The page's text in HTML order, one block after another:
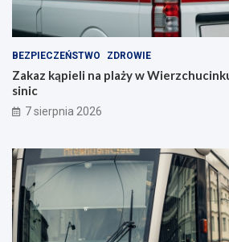
BEZPIECZEŃSTWO ZDROWIE
Zakaz kąpieli na plaży w
sinic
7 sierpnia 2026